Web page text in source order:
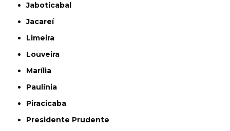
Jaboticabal
Jacareí
Limeira
Louveira
Marília
Paulínia
Piracicaba
Presidente Prudente